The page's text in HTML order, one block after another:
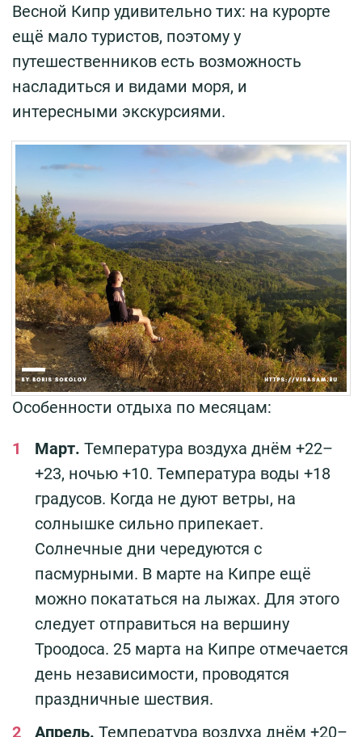
Весной Кипр удивительно тих: на курорте
ещё мало туристов, поэтому у
путешественников есть возможность
насладиться и видами моря, и
интересными экскурсиями.
Особенности отдыха по месяцам:
Март. Температура воздуха днём +22–
+23, ночью +10. Температура воды +18
градусов. Когда не дуют ветры, на
солнышке сильно припекает.
Солнечные дни чередуются с
пасмурными. В марте на Кипре ещё
можно покататься на лыжах. Для этого
следует отправиться на вершину
Троодоса. 25 марта на Кипре отмечается
день независимости, проводятся
праздничные шествия.
Апрель. Температура воздуха днём +20–